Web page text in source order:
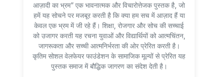
आज़ादी का भ्रम” एक भावनात्मक और विचारोत्तेजक पुस्तक है, जो
हमें यह सोचने पर मजबूर करती है कि क्या हम सच में आज़ाद हैं या
केवल एक भ्रम में जी रहे हैं। शिक्षा, रोजगार और सोच की सच्चाई
को उजागर करती यह रचना युवाओं और विद्यार्थियों को आत्मचिंतन,
जागरूकता और सच्ची आत्मनिर्भरता की ओर प्रेरित करती है।
कृतिम सोशल वेलफेयर फाउंडेशन के सामाजिक मूल्यों से प्रेरित यह
पुस्तक समाज में बौद्धिक जागरण का संदेश देती है।